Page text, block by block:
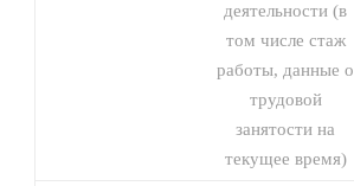
деятельности (в
том числе стаж
работы, данные о
трудовой
занятости на
текущее время)